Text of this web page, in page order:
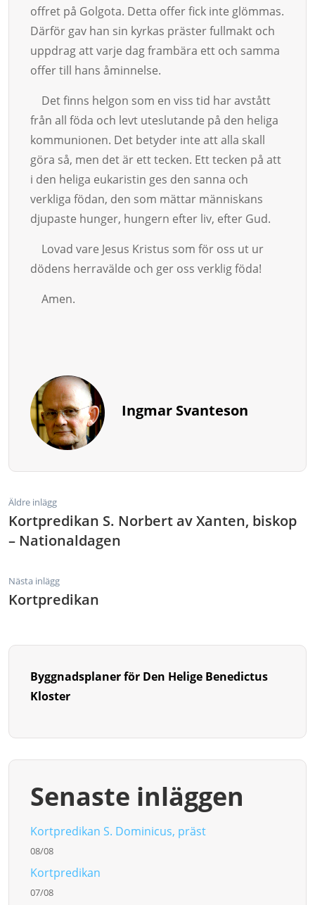
offret på Golgota. Detta offer fick inte glömmas.
Därför gav han sin kyrkas präster fullmakt och
uppdrag att varje dag fram­bära ett och samma
offer till hans åminnelse.
Det finns helgon som en viss tid har avstått
från all föda och levt uteslutande på den heliga
kommunionen. Det betyder inte att alla skall
göra så, men det är ett tecken. Ett tecken på att
i den heliga eukaristin ges den sanna och
verkliga födan, den som mättar människans
djupaste hunger, hung­ern efter liv, efter Gud.
Lovad vare Jesus Kristus som för oss ut ur
dödens herravälde och ger oss verklig föda!
Amen.
Ingmar Svanteson
Äldre inlägg
Kortpredikan S. Norbert av Xanten, biskop
– Nationaldagen
Nästa inlägg
Kortpredikan
Byggnadsplaner för Den Helige Benedictus
Kloster
Senaste inläggen
Kortpredikan S. Dominicus, präst
08/08
Kortpredikan
07/08